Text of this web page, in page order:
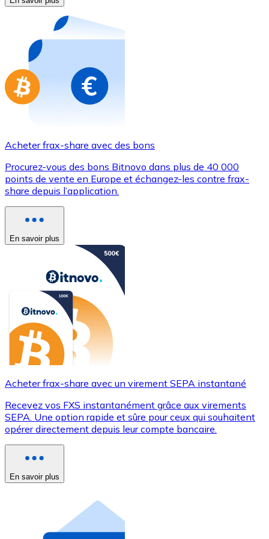
Achetez des cartes-cadeaux de vos marques
Aller à la boutique de cartes-cadeaux
Acheter frax-share avec des bons
Procurez-vous des bons Bitnovo dans plus de 40 000
points de vente en Europe et échangez-les contre frax-
share depuis l’application.
En savoir plus
Acheter frax-share avec un virement SEPA instantané
Recevez vos FXS instantanément grâce aux virements
SEPA. Une option rapide et sûre pour ceux qui souhaitent
opérer directement depuis leur compte bancaire.
En savoir plus